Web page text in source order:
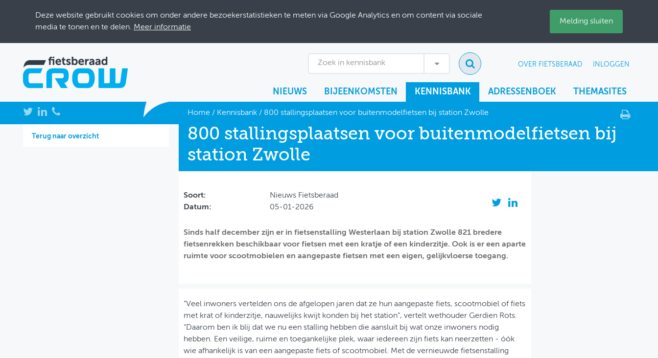
Deze website gebruikt cookies om onder andere bezoekerstatistieken te meten via Google Analytics en om content via sociale
media te tonen en te delen. Meer informatie
Melding sluiten
Zoek in kennisbank OVER FIETSBERAAD INLOGGEN
NIEUWS BIJEENKOMSTEN KENNISBANK ADRESSENBOEK THEMASITES
NIEUWS
BIJEENKOMSTEN
Home / Kennisbank/ 800 stallingsplaatsen voor buitenmodelfietsen bij station Zwolle
Terug naar overzicht
800 stallingsplaatsen voor buitenmodelfietsen bij
station Zwolle
Soort:
Nieuws Fietsberaad
Datum:
05-01-2026
Sinds half december zijn er in fietsenstalling Westerlaan bij station Zwolle 821 bredere
fietsenrekken beschikbaar voor fietsen met een kratje of een kinderzitje. Ook is er een aparte
ruimte voor scootmobielen en aangepaste fietsen met een eigen, gelijkvloerse toegang.
“Veel inwoners vertelden ons de afgelopen jaren dat ze hun aangepaste fiets, scootmobiel of fiets
met krat of kinderzitje, nauwelijks kwijt konden bij het station”, vertelt wethouder Gerdien Rots.
“Daarom ben ik blij dat we nu een stalling hebben die aansluit bij wat onze inwoners nodig
hebben. Een veilige, ruime en toegankelijke plek, waar iedereen zijn fiets kan neerzetten - óók
wie afhankelijk is van een aangepaste fiets of scootmobiel. Met de vernieuwde fietsenstalling